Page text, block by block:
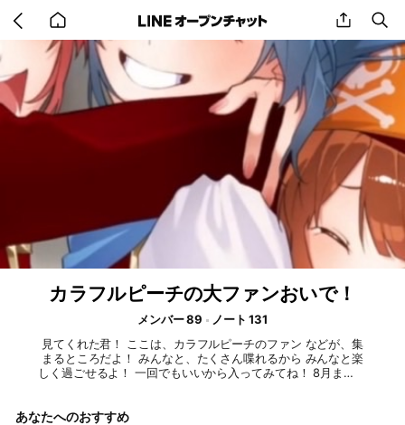
back
to
home
share
カラフルピーチの大ファンおいで！
メンバー 89
ノート 131
見てくれた君！ ここは、カラフルピーチのファン などが、集
まるところだよ！ みんなと、たくさん喋れるから みんなと楽
しく過ごせるよ！ 一回でもいいから入ってみてね！ 8月までに
体の人数100人突破ー！！🎉
あなたへのおすすめ